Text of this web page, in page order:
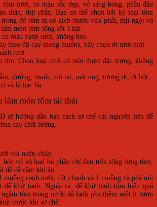
tươi, có màu sắc đẹp, vỏ sáng bóng, phần đầu
thân, thịt chắc. Bạn có thể chọn bất kỳ loại tôm
đó tôm sú có kích thước vừa phải, thịt ngọt và
món tôm sống sốt Thái.
có màu xanh tươi, không héo.
theo độ cay mong muốn), hãy chọn ớt tươi mới.
tươi
tím: Chọn loại tươi có mùi thơm đặc trưng, không
đường, muối, mù tạt, mật ong, tương ớt, ớt bột.
và lá bạc hà.
làm món tôm tái thái
sẽ hướng dẫn bạn cách sơ chế các nguyên liệu để
cay chất lượng.
vòi nước chảy.
bóc vỏ và loại bỏ phần chỉ đen trên sống lưng tôm,
để dễ cầm khi ăn.
canh nước cốt chanh và 1 muỗng cà phê mù
để khử tanh. Ngoài ra, để khử tanh tôm hiệu quả
ngâm tôm trong nước đá lạnh pha thêm một ít rượu
trước khi sơ chế.